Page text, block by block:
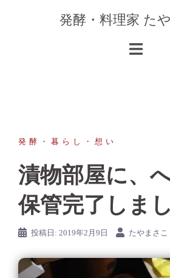
発酵・料理家 た
発酵・暮らし・想い
漬物部屋に、
保管完了しまし
投稿日: 2019年2月9日 たやまさこ